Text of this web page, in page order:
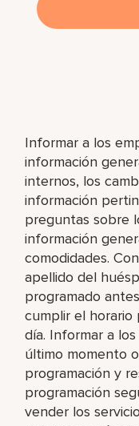
Informar a los
información
internos, los
información
preguntas sobre
información
comodidades.
apellido del
programado
cumplir el
día. Informar a
último momento
programación y
programación
vender los